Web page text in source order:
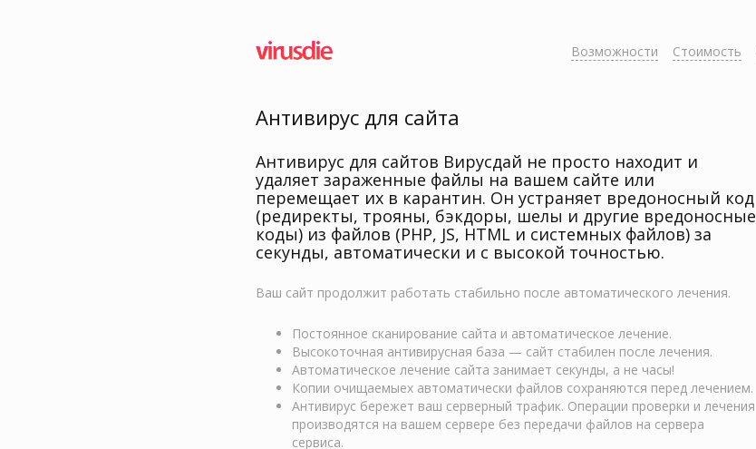
Возможности Стоимость
Антивирус для сайта
Антивирус для сайтов Вирусдай не просто находит и
удаляет зараженные файлы на вашем сайте или
перемещает их в карантин. Он устраняет вредоносный код
(редиректы, трояны, бэкдоры, шелы и другие вредоносные
коды) из файлов (PHP, JS, HTML и системных файлов) за
секунды, автоматически и с высокой точностью.
Ваш сайт продолжит работать стабильно после автоматического лечения.
Постоянное сканирование сайта и автоматическое лечение.
Высокоточная антивирусная база — сайт стабилен после лечения.
Автоматическое лечение сайта занимает секунды, а не часы!
Копии очищаемыех автоматически файлов сохраняются перед лечением.
Антивирус бережет ваш серверный трафик. Операции проверки и лечения
производятся на вашем сервере без передачи файлов на сервера
сервиса.